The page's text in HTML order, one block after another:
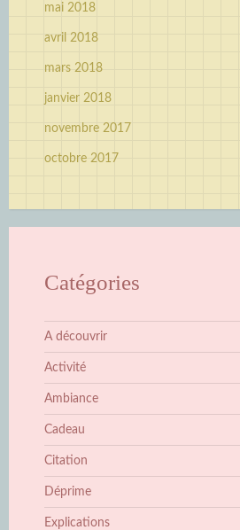
mai 2018
avril 2018
mars 2018
janvier 2018
novembre 2017
octobre 2017
Catégories
A découvrir
Activité
Ambiance
Cadeau
Citation
Déprime
Explications